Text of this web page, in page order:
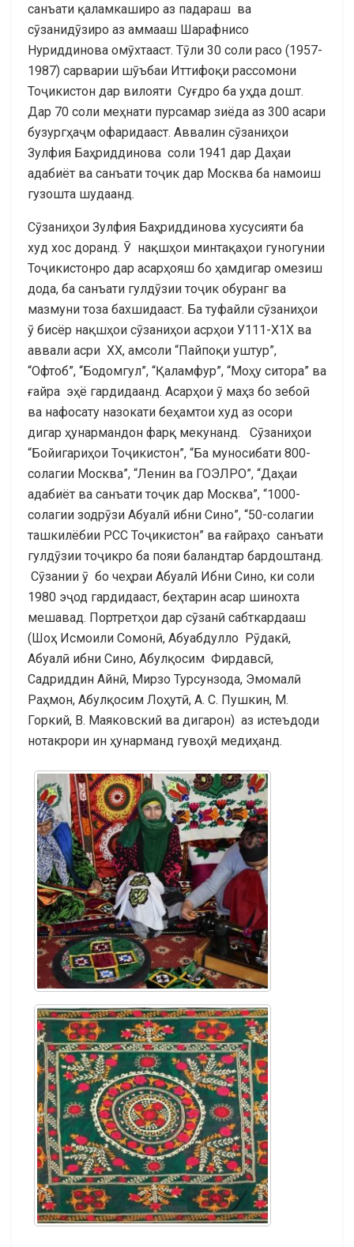
санъати қаламкаширо аз падараш ва
сӯзанидӯзиро аз аммааш Шарафнисо
Нуриддинова омӯхтааст. Тӯли 30 соли расо (1957-
1987) сарварии шӯъбаи Иттифоқи рассомони
Тоҷикистон дар вилояти Суғдро ба уҳда дошт.
Дар 70 соли меҳнати пурсамар зиёда аз 300 асари
бузургҳаҷм офаридааст. Аввалин сӯзаниҳои
Зулфия Баҳриддинова соли 1941 дар Даҳаи
адабиёт ва санъати тоҷик дар Москва ба намоиш
гузошта шудаанд.
Сӯзаниҳои Зулфия Баҳриддинова хусусияти ба
худ хос доранд. Ӯ нақшҳои минтақаҳои гуногунии
Тоҷикистонро дар асарҳояш бо ҳамдигар омезиш
дода, ба санъати гулдӯзии тоҷик обуранг ва
мазмуни тоза бахшидааст. Ба туфайли сӯзаниҳои
ӯ бисёр нақшҳои сӯзаниҳои асрҳои У111-Х1Х ва
аввали асри ХХ, амсоли “Пайпоқи уштур”,
“Офтоб”, “Бодомгул”, “Қаламфур”, “Моҳу ситора” ва
ғайра эҳё гардидаанд. Асарҳои ӯ маҳз бо зебоӣ
ва нафосату назокати беҳамтои худ аз осори
дигар ҳунармандон фарқ мекунанд. Сӯзаниҳои
“Бойигариҳои Тоҷикистон”, “Ба муносибати 800-
солагии Москва”, “Ленин ва ГОЭЛРО”, “Даҳаи
адабиёт ва санъати тоҷик дар Москва”, “1000-
солагии зодрӯзи Абуалӣ ибни Сино”, “50-солагии
ташкилёбии РСС Тоҷикистон” ва ғайраҳо санъати
гулдӯзии тоҷикро ба пояи баландтар бардоштанд.
Сӯзании ӯ бо чеҳраи Абуалӣ Ибни Сино, ки соли
1980 эҷод гардидааст, беҳтарин асар шинохта
мешавад. Портретҳои дар сӯзанӣ сабткардааш
(Шоҳ Исмоили Сомонӣ, Абуабдулло Рӯдакӣ,
Абуалӣ ибни Сино, Абулқосим Фирдавсӣ,
Садриддин Айнӣ, Мирзо Турсунзода, Эмомалӣ
Раҳмон, Абулқосим Лоҳутӣ, А. С. Пушкин, М.
Горкий, В. Маяковский ва дигарон) аз истеъдоди
нотакрори ин ҳунарманд гувоҳӣ медиҳанд.